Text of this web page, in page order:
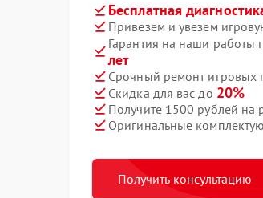
Бесплатная
Привезем и увезем
Гарантия на наши
лет
Срочный ремонт игровых
Скидка для вас до 20%
Получите 1500 рублей на
Оригинальные
Получить консультацию